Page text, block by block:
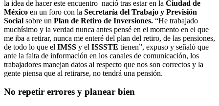
la idea de hacer este encuentro nació tras estar en la Ciudad de
México en un foro con la Secretaría del Trabajo y Previsión
Social sobre un Plan de Retiro de Inversiones. “He trabajado
muchísimo y la verdad nunca antes pensé en el momento en el que
me iba a retirar, nunca me enteré del plan del retiro, de las pensiones,
de todo lo que el IMSS y el ISSSTE tienen”, expuso y señaló que
ante la falta de información en los canales de comunicación, los
trabajadores manejan datos al respecto que nos son correctos y la
gente piensa que al retirarse, no tendrá una pensión.
No repetir errores y planear bien